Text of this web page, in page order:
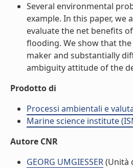
Several environmental
example. In this paper,
evaluate the net benefits
flooding. We show that
maker and substantially
ambiguity attitude of the
Prodotto di
Processi ambientali e
Marine science institute
Autore CNR
GEORG UMGIESSER(Unità